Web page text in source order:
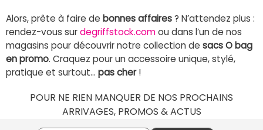
Alors, prête à faire de bonnes affaires? N’attendez plus :
rendez-vous surdegriffstock.comou dans l’un de nos
magasins pour découvrir notre collection de sacs O bag
en promo. Craquez pour un accessoire unique, stylé,
pratique et surtout... pas cher!
POUR NE RIEN MANQUER DE NOS PROCHAINS
ARRIVAGES, PROMOS & ACTUS